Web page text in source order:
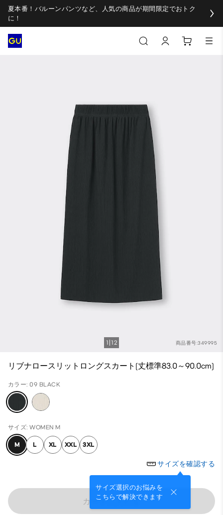
夏本番！バルーンパンツなど、人気の商品が期間限定でおトク
に！
商品番号:349995
1 12
リブナロースリットロングスカート(丈標準83.0～90.0cm)
カラー: 09 BLACK
サイズ: WOMEN M
M L XL XXL 3XL
サイズを確認する
サイズ選択のお悩みを
こちらで解決できます
カートに入れる